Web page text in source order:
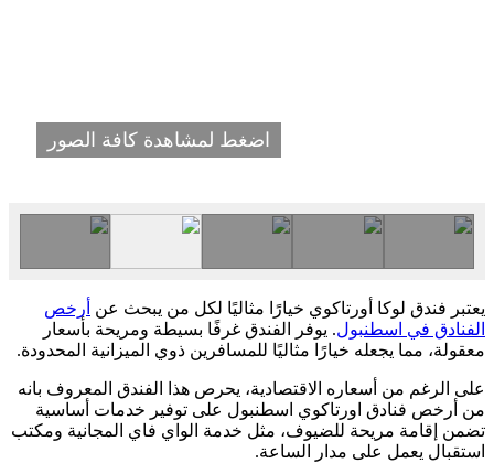
اضغط لمشاهدة كافة الصور
يعتبر فندق لوكا أورتاكوي خيارًا مثاليًا لكل من يبحث عن أرخص
الفنادق في اسطنبول. يوفر الفندق غرفًا بسيطة ومريحة بأسعار
معقولة، مما يجعله خيارًا مثاليًا للمسافرين ذوي الميزانية المحدودة.
على الرغم من أسعاره الاقتصادية، يحرص هذا الفندق المعروف بانه
من أرخص فنادق اورتاكوي اسطنبول على توفير خدمات أساسية
تضمن إقامة مريحة للضيوف، مثل خدمة الواي فاي المجانية ومكتب
استقبال يعمل على مدار الساعة.